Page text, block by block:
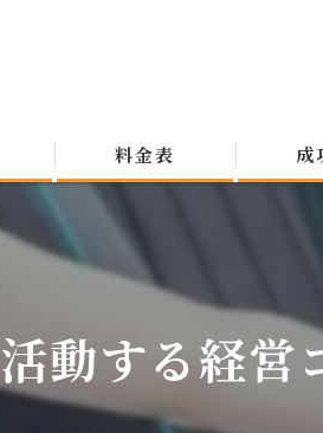
料金表 成
動する経